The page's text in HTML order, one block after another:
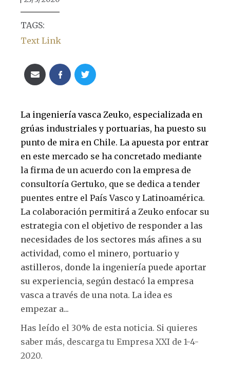
TAGS:
Text Link
La ingeniería vasca Zeuko, especializada en
grúas industriales y portuarias, ha puesto su
punto de mira en Chile. La apuesta por entrar
en este mercado se ha concretado mediante
la firma de un acuerdo con la empresa de
consultoría Gertuko, que se dedica a tender
puentes entre el País Vasco y Latinoamérica.
La colaboración permitirá a Zeuko enfocar su
estrategia con el objetivo de responder a las
necesidades de los sectores más afines a su
actividad, como el minero, portuario y
astilleros, donde la ingeniería puede aportar
su experiencia, según destacó la empresa
vasca a través de una nota. La idea es
empezar a...
Has leído el 30% de esta noticia. Si quieres
saber más, descarga tu Empresa XXI de 1-4-
2020.